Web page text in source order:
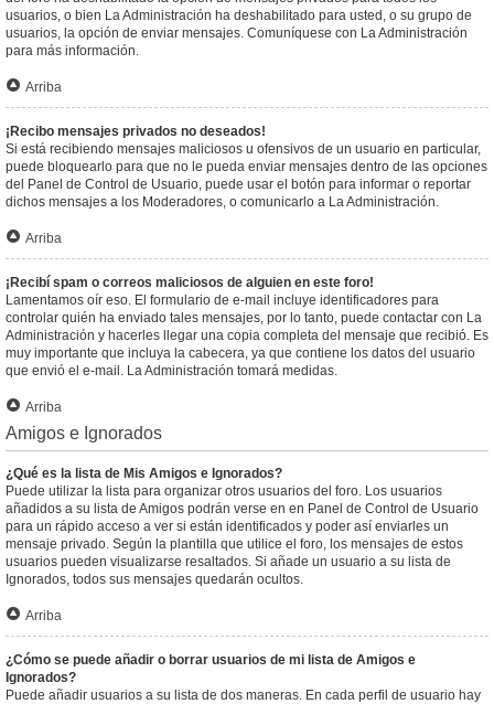
usuarios, o bien La Administración ha deshabilitado para usted, o su grupo de
usuarios, la opción de enviar mensajes. Comuníquese con La Administración
para más información.
Arriba
¡Recibo mensajes privados no deseados!
Si está recibiendo mensajes maliciosos u ofensivos de un usuario en particular,
puede bloquearlo para que no le pueda enviar mensajes dentro de las opciones
del Panel de Control de Usuario, puede usar el botón para informar o reportar
dichos mensajes a los Moderadores, o comunicarlo a La Administración.
Arriba
¡Recibí spam o correos maliciosos de alguien en este foro!
Lamentamos oír eso. El formulario de e-mail incluye identificadores para
controlar quién ha enviado tales mensajes, por lo tanto, puede contactar con La
Administración y hacerles llegar una copia completa del mensaje que recibió. Es
muy importante que incluya la cabecera, ya que contiene los datos del usuario
que envió el e-mail. La Administración tomará medidas.
Arriba
Amigos e Ignorados
¿Qué es la lista de Mis Amigos e Ignorados?
Puede utilizar la lista para organizar otros usuarios del foro. Los usuarios
añadidos a su lista de Amigos podrán verse en en Panel de Control de Usuario
para un rápido acceso a ver si están identificados y poder así enviarles un
mensaje privado. Según la plantilla que utilice el foro, los mensajes de estos
usuarios pueden visualizarse resaltados. Si añade un usuario a su lista de
Ignorados, todos sus mensajes quedarán ocultos.
Arriba
¿Cómo se puede añadir o borrar usuarios de mi lista de Amigos e
Ignorados?
Puede añadir usuarios a su lista de dos maneras. En cada perfil de usuario hay